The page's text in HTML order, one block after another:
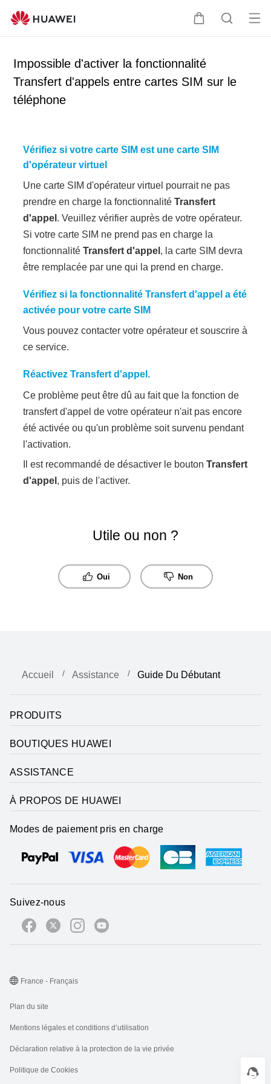
C
v
e
e
R
e
Ou
Impossible d'activer la fonctionnalité
Transfert d'appels entre cartes SIM sur le
téléphone
Vérifiez si votre carte SIM est une carte SIM
d'opérateur virtuel
Une carte SIM d'opérateur virtuel pourrait ne pas
prendre en charge la fonctionnalitéTransfert
d'appel . Veuillez vérifier auprès de votre opérateur.
Si votre carte SIM ne prend pas en charge la
fonctionnalitéTransfert d'appel , la carte SIM devra
être remplacée par une qui la prend en charge.
Vérifiez si la fonctionnalitéTransfert d'appel a été
activée pour votre carte SIM
Vous pouvez contacter votre opérateur et souscrire à
ce service.
RéactivezTransfert d'appel .
Ce problème peut être dû au fait que la fonction de
transfert d'appel de votre opérateur n'ait pas encore
été activée ou qu'un problème soit survenu pendant
l'activation.
Il est recommandé de désactiver le boutonTransfert
d'appel , puis de l'activer.
Utile ou non ?
Oui Non
Accueil Assistance Guide Du Débutant
PRODUITS
BOUTIQUES HUAWEI
ASSISTANCE
À PROPOS DE HUAWEI
Modes de paiement pris en charge
Suivez-nous
Plan du site
Mentions légales et conditions d’utilisation
Déclaration relative à la protection de la vie privée
Politique de Cookies
France - Français